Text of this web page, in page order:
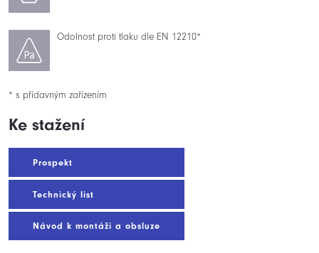
Odolnost proti tlaku dle EN 12210*
* s přídavným zařízením
Ke stažení
Prospekt
Technický list
Návod k montáži a obsluze